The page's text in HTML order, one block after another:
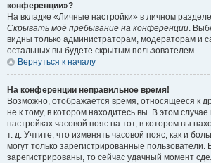
конференции»?
На вкладке «Личные настройки» в личном
Скрывать моё пребывание на конференции.
видны только администраторам, модераторам и
остальных вы будете скрытым пользователем.
Вернуться к началу
На конференции неправильное время!
Возможно, отображается время, относящееся к
не к тому, в котором находитесь вы. В этом
настройках часовой пояс на тот, в котором вы
т. д. Учтите, что изменять часовой пояс, как и
могут только зарегистрированные пользователи.
зарегистрированы, то сейчас удачный момент